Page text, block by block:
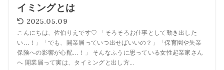
イミングとは
2025.05.09
こんにちは、佐伯りえです♡ 「そろそろお仕事として動き出した
い…！」「でも、開業届っていつ出せばいいの？」「保育園や失業
保険への影響が心配…！」 そんなふうに思っている女性起業家さん
へ 開業届って実は、タイミングと出し方...